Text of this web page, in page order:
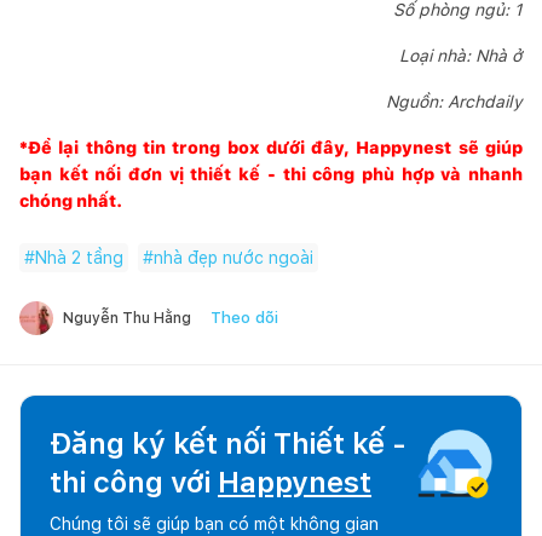
Số phòng ngủ: 1
Loại nhà: Nhà ở
Nguồn: Archdaily
*Để lại thông tin trong box dưới đây, Happynest sẽ giúp
bạn kết nối đơn vị thiết kế - thi công phù hợp và nhanh
chóng nhất.
#Nhà 2 tầng #nhà đẹp nước ngoài
Nguyễn Thu Hằng Theo dõi
Đăng ký kết nối Thiết kế -
thi công với Happynest
Chúng tôi sẽ giúp bạn có một không gian